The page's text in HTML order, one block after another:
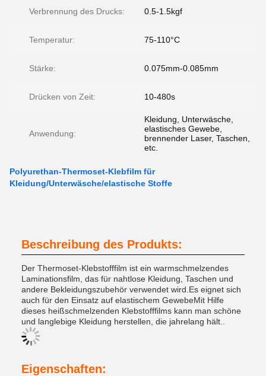
Verbrennung des Drucks: 0.5-1.5kgf
Temperatur: 75-110°C
Stärke: 0.075mm-0.085mm
Drücken von Zeit: 10-480s
Anwendung:
Kleidung, Unterwäsche,
elastisches Gewebe,
brennender Laser, Taschen,
etc.
Polyurethan-Thermoset-Klebfilm für
Kleidung/Unterwäsche/elastische Stoffe
Beschreibung des Produkts:
Der Thermoset-Klebstofffilm ist ein warmschmelzendes
Laminationsfilm, das für nahtlose Kleidung, Taschen und
andere Bekleidungszubehör verwendet wird.Es eignet sich
auch für den Einsatz auf elastischem GewebeMit Hilfe
dieses heißschmelzenden Klebstofffilms kann man schöne
und langlebige Kleidung herstellen, die jahrelang hält..
Eigenschaften: